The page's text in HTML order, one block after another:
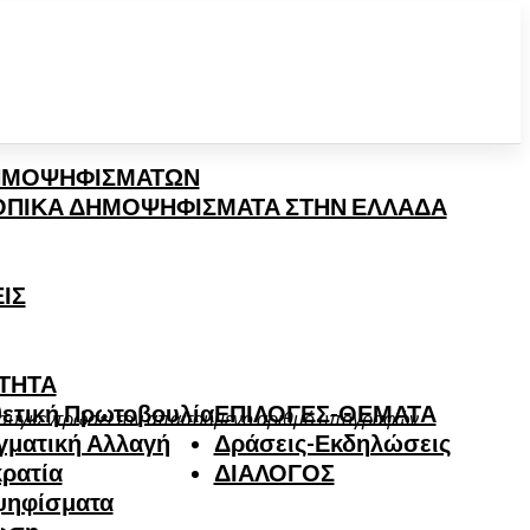
ΔΗΜΟΨΗΦΙΣΜΑΤΑ ΣΤΗΝ ΕΛΛΑΔΑ
ΕΠΙΛΟΓΕΣ-ΘΕΜΑΤΑ
Πρωτοβουλία
Αλλαγή
Δράσεις-Εκδηλώσεις
ΔΙΑΛΟΓΟΣ
τον απαιτούμενο αριθμό υπογραφών